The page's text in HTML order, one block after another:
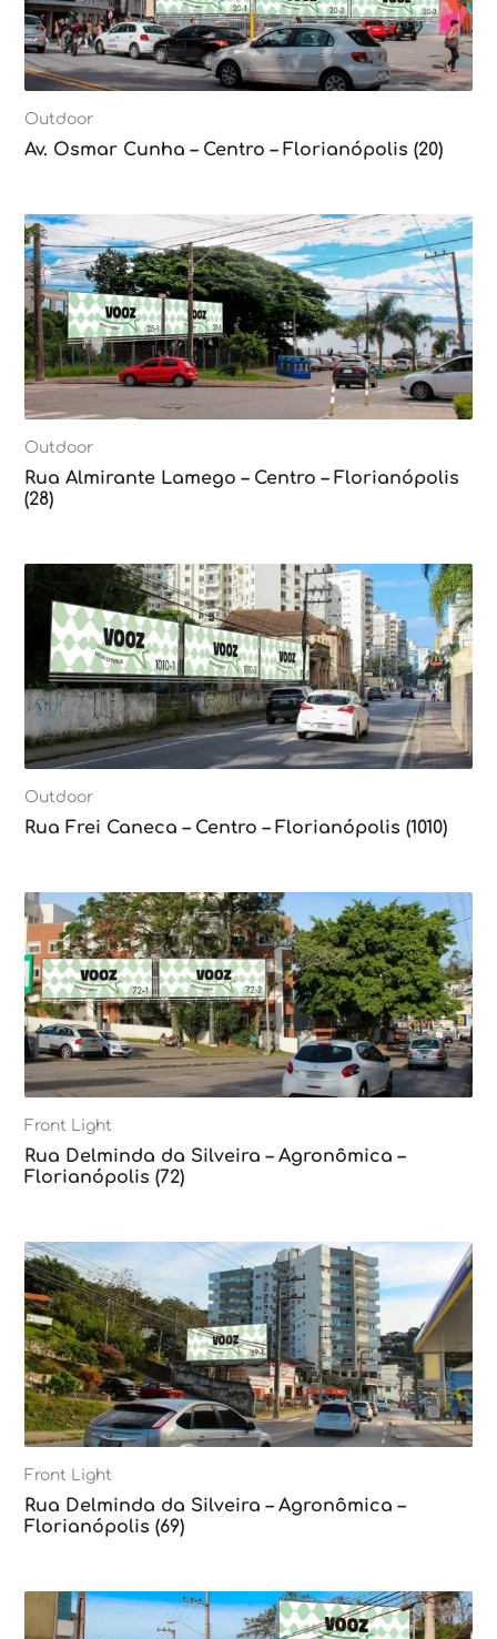
Outdoor
Av. Osmar Cunha – Centro – Florianópolis (20)
Outdoor
Rua Almirante Lamego – Centro – Florianópolis
(28)
Outdoor
Rua Frei Caneca – Centro – Florianópolis (1010)
Front Light
Rua Delminda da Silveira – Agronômica –
Florianópolis (72)
Front Light
Rua Delminda da Silveira – Agronômica –
Florianópolis (69)